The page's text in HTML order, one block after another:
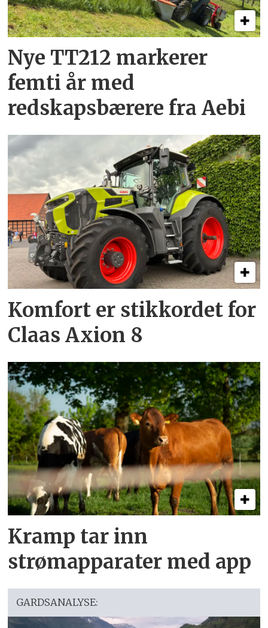
Nye TT212 markerer
femti år­ med
redskapsbærere fra Aebi
Komfort er stikkordet for
Claas Axion 8
Kramp tar inn
strømapparater med app
GARDSANALYSE: